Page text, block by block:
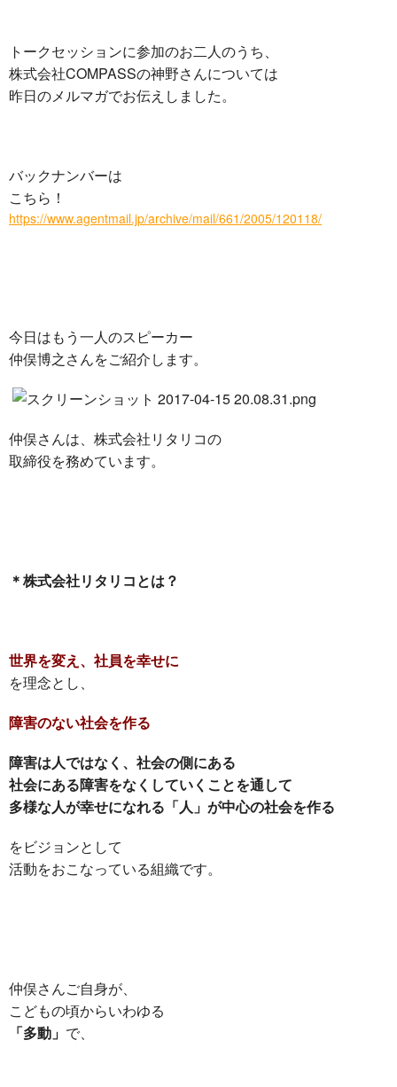
トークセッションに参加のお二人のうち、
株式会社COMPASSの神野さんについては
昨日のメルマガでお伝えしました。
バックナンバーは
こちら！
https://www.agentmail.jp/archive/mail/661/2005/120118/
今日はもう一人のスピーカー
仲俣博之さんをご紹介します。
仲俣さんは、株式会社リタリコの
取締役を務めています。
＊株式会社リタリコとは？
世界を変え、社員を幸せに
を理念とし、
障害のない社会を作る
障害は人ではなく、社会の側にある
社会にある障害をなくしていくことを通して
多様な人が幸せになれる「人」が中心の社会を作る
をビジョンとして
活動をおこなっている組織です。
仲俣さんご自身が、
こどもの頃からいわゆる
「多動」 で、